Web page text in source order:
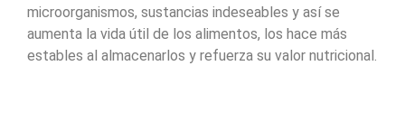
microorganismos, sustancias indeseables y así se
aumenta la vida útil de los alimentos, los hace más
estables al almacenarlos y refuerza su valor nutricional.